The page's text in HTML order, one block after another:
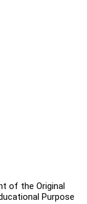
of the Original
Purpose